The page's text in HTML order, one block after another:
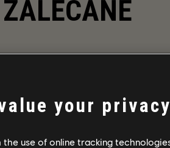
ZALECANE
your privacy
use of online tracking